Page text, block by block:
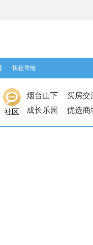
快捷导航
社区
烟台山下 买房交
成长乐园
优选商